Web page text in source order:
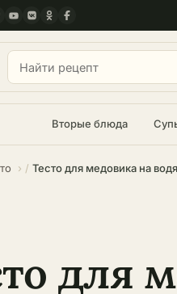
Вторые блюда
для